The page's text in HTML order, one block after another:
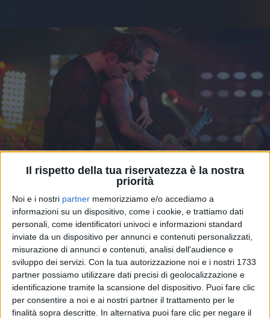
Il rispetto della tua riservatezza è la nostra
priorità
Noi e i nostri partner memorizziamo e/o accediamo a
informazioni su un dispositivo, come i cookie, e trattiamo dati
personali, come identificatori univoci e informazioni standard
inviate da un dispositivo per annunci e contenuti personalizzati,
misurazione di annunci e contenuti, analisi dell'audience e
sviluppo dei servizi. Con la tua autorizzazione noi e i nostri 1733
partner possiamo utilizzare dati precisi di geolocalizzazione e
identificazione tramite la scansione del dispositivo. Puoi fare clic
per consentire a noi e ai nostri partner il trattamento per le
finalità sopra descritte. In alternativa puoi fare clic per negare il
Achille Lauro a Radio Italia Live (8/11/24)